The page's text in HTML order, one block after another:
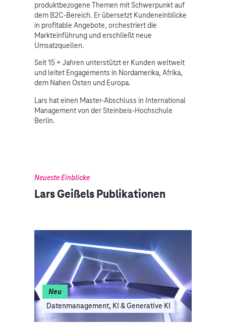
produktbezogene Themen mit Schwerpunkt auf
dem B2C-Bereich. Er übersetzt Kundeneinblicke
in profitable Angebote, orchestriert die
Markteinführung und erschließt neue
Umsatzquellen.
Seit 15 + Jahren unterstützt er Kunden weltweit
und leitet Engagements in Nordamerika, Afrika,
dem Nahen Osten und Europa.
Lars hat einen Master-Abschluss in International
Management von der Steinbeis-Hochschule
Berlin.
Neueste Einblicke
Lars Geißels Publikationen
Datenmanagement, KI & Generative KI
Neu